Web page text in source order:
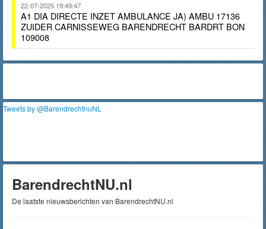
22-07-2025 19:49:47
A1 DIA DIRECTE INZET AMBULANCE JA) AMBU 17136
ZUIDER CARNISSEWEG BARENDRECHT BARDRT BON
109008
Tweets by @BarendrechtnuNL
BarendrechtNU.nl
De laatste nieuwsberichten van BarendrechtNU.nl